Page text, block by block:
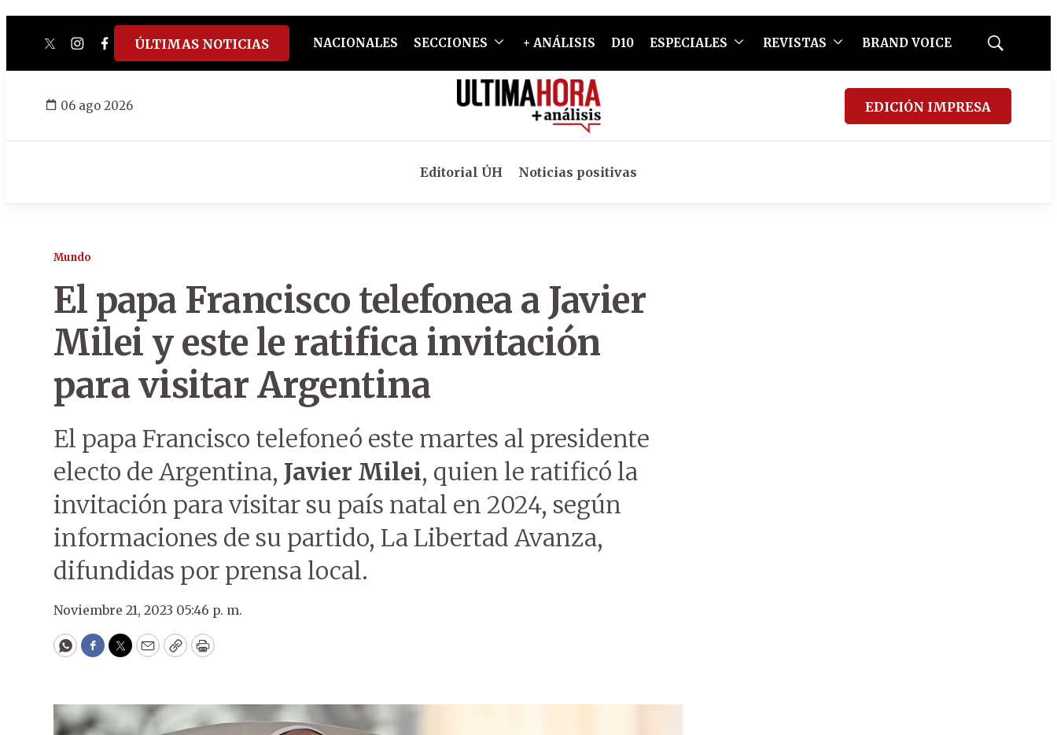
twitterinstagram
facebook
tiktokyoutube
spotify
ÚLTIMAS NOTICIAS NACIONALES SECCIONES + ANÁLISIS D10 ESPECIALES REVISTAS BRAND VOICE
Mostrar
06 ago 2026 EDICIÓN IMPRESA
Editorial ÚH Noticias positivas
Mundo
El papa Francisco telefonea a Javier
Milei y este le ratifica invitación
para visitar Argentina
El papa Francisco telefoneó este martes al presidente
electo de Argentina, Javier Milei, quien le ratificó la
invitación para visitar su país natal en 2024, según
informaciones de su partido, La Libertad Avanza,
difundidas por prensa local.
Noviembre 21, 2023 05:46 p. m.
WhatsApp
Facebook
Twitter
EmailCopyPrint